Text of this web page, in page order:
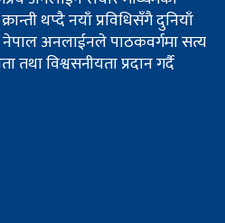
थप्दै नयाँ प्रविधिसँगै दुनियाँ
अनलाईनले पाठकवर्गमा सत्य
विश्वसनीयता प्रदान गर्दै